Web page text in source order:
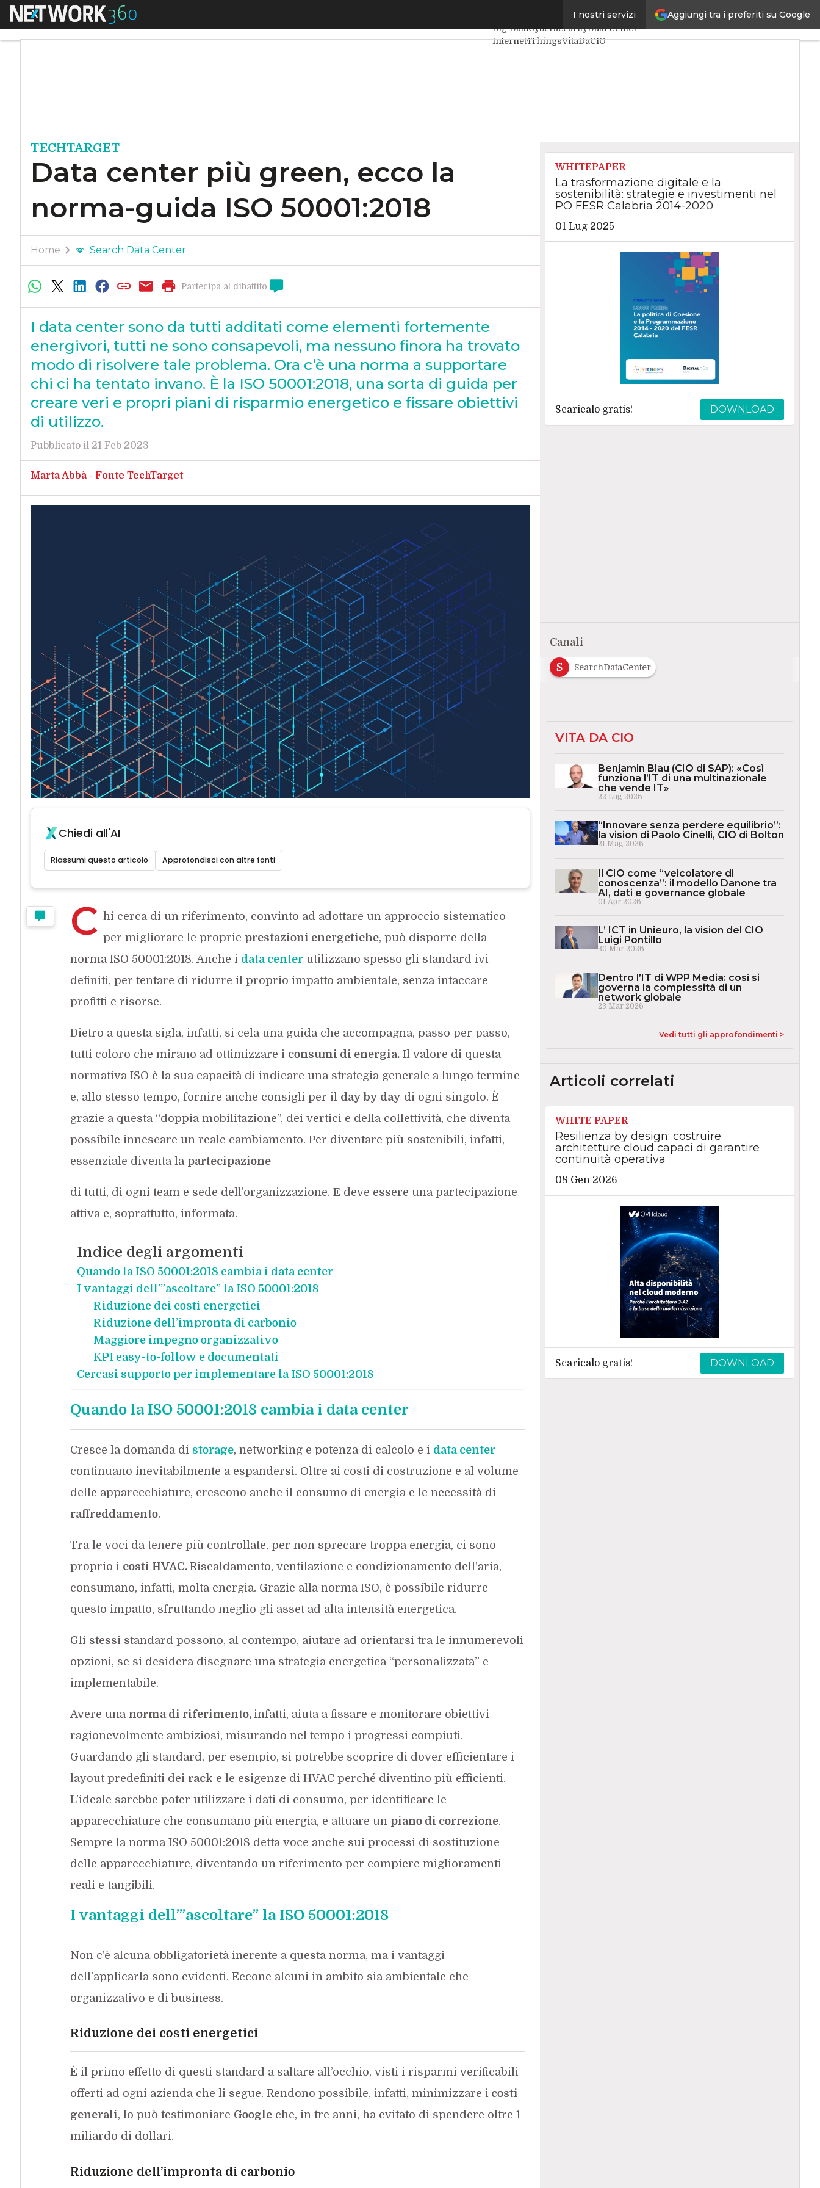
Aggiungi tra i preferiti su Google
I nostri servizi
Menu
Intelligenza Artificiale
Big DataCybersecurityData Center
Internet4ThingsVitaDaCIO
TECHTARGET
Data center più green, ecco la
norma-guida ISO 50001:2018
Home Search Data Center
Partecipa al dibattito
I data center sono da tutti additati come elementi fortemente
energivori, tutti ne sono consapevoli, ma nessuno finora ha trovato
modo di risolvere tale problema. Ora c’è una norma a supportare
chi ci ha tentato invano. È la ISO 50001:2018, una sorta di guida per
creare veri e propri piani di risparmio energetico e fissare obiettivi
di utilizzo.
Pubblicato il 21 Feb 2023
Marta Abbà - Fonte TechTarget
Chiedi all'AI
Riassumi questo articolo Approfondisci con altre fonti
C hi cerca di un riferimento, convinto ad adottare un approccio sistematico
per migliorare le proprie prestazioni energetiche, può disporre della
norma ISO 50001:2018. Anche i data centerutilizzano spesso gli standard ivi
definiti, per tentare di ridurre il proprio impatto ambientale, senza intaccare
profitti e risorse.
Dietro a questa sigla, infatti, si cela una guida che accompagna, passo per passo,
tutti coloro che mirano ad ottimizzare i consumi di energia.Il valore di questa
normativa ISO è la sua capacità di indicare una strategia generale a lungo termine
e, allo stesso tempo, fornire anche consigli per il day by day di ogni singolo. È
grazie a questa “doppia mobilitazione”, dei vertici e della collettività, che diventa
possibile innescare un reale cambiamento. Per diventare più sostenibili, infatti,
essenziale diventa la partecipazione
di tutti, di ogni team e sede dell’organizzazione. E deve essere una partecipazione
attiva e, soprattutto, informata.
Indice degli argomenti
Quando la ISO 50001:2018 cambia i data center
I vantaggi dell’”ascoltare” la ISO 50001:2018
Riduzione dei costi energetici
Riduzione dell’impronta di carbonio
Maggiore impegno organizzativo
KPI easy-to-follow e documentati
Cercasi supporto per implementare la ISO 50001:2018
Quando la ISO 50001:2018 cambia i data center
Cresce la domanda di storage, networking e potenza di calcolo e i data center
continuano inevitabilmente a espandersi. Oltre ai costi di costruzione e al volume
delle apparecchiature, crescono anche il consumo di energia e le necessità di
raffreddamento.
Tra le voci da tenere più controllate, per non sprecare troppa energia, ci sono
proprio i costi HVAC. Riscaldamento, ventilazione e condizionamento dell’aria,
consumano, infatti, molta energia. Grazie alla norma ISO, è possibile ridurre
questo impatto, sfruttando meglio gli asset ad alta intensità energetica.
Gli stessi standard possono, al contempo, aiutare ad orientarsi tra le innumerevoli
opzioni, se si desidera disegnare una strategia energetica “personalizzata” e
implementabile.
Avere una norma di riferimento, infatti, aiuta a fissare e monitorare obiettivi
ragionevolmente ambiziosi, misurando nel tempo i progressi compiuti.
Guardando gli standard, per esempio, si potrebbe scoprire di dover efficientare i
layout predefiniti dei rack e le esigenze di HVAC perché diventino più efficienti.
L’ideale sarebbe poter utilizzare i dati di consumo, per identificare le
apparecchiature che consumano più energia, e attuare un piano di correzione.
Sempre la norma ISO 50001:2018 detta voce anche sui processi di sostituzione
delle apparecchiature, diventando un riferimento per compiere miglioramenti
reali e tangibili.
I vantaggi dell’”ascoltare” la ISO 50001:2018
Non c’è alcuna obbligatorietà inerente a questa norma, ma i vantaggi
dell’applicarla sono evidenti. Eccone alcuni in ambito sia ambientale che
organizzativo e di business.
Riduzione dei costi energetici
È il primo effetto di questi standard a saltare all’occhio, visti i risparmi verificabili
offerti ad ogni azienda che li segue. Rendono possibile, infatti, minimizzare i costi
generali, lo può testimoniare Googleche, in tre anni, ha evitato di spendere oltre 1
miliardo di dollari.
Riduzione dell’impronta di carbonio
WHITEPAPER
La trasformazione digitale e la
sostenibilità: strategie e investimenti nel
PO FESR Calabria 2014-2020
01 Lug 2025
Scaricalo gratis! DOWNLOAD
Canali
S SearchDataCenter
VITA DA CIO
Benjamin Blau (CIO di SAP): «Così
funziona l’IT di una multinazionale
che vende IT»
22 Lug 2026
“Innovare senza perdere equilibrio”:
la vision di Paolo Cinelli, CIO di Bolton
21 Mag 2026
Il CIO come “veicolatore di
conoscenza”: il modello Danone tra
AI, dati e governance globale
01 Apr 2026
L’ ICT in Unieuro, la vision del CIO
Luigi Pontillo
30 Mar 2026
Dentro l’IT di WPP Media: così si
governa la complessità di un
network globale
23 Mar 2026
Vedi tutti gli approfondimenti >
Articoli correlati
WHITE PAPER
Resilienza by design: costruire
architetture cloud capaci di garantire
continuità operativa
08 Gen 2026
Scaricalo gratis! DOWNLOAD